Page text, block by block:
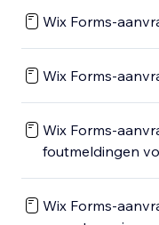
Wix Forms-
Wix Forms-
Wix Forms-
foutmeldingen
Wix Forms-